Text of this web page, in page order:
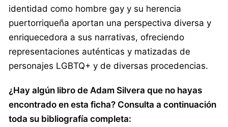
identidad como hombre gay y su herencia
puertorriqueña aportan una perspectiva diversa y
enriquecedora a sus narrativas, ofreciendo
representaciones auténticas y matizadas de
personajes LGBTQ+ y de diversas procedencias.
¿Hay algún libro de Adam Silvera que no hayas
encontrado en esta ficha? Consulta a continuación
toda su bibliografía completa: